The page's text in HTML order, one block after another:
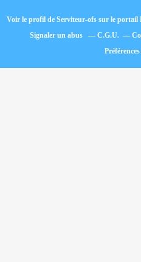
Voir le profil deServiteur-ofs sur le portail
Signaler un abus
C.G.U.